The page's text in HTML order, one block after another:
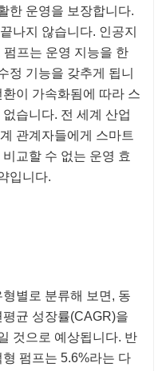
한 운영을 보장합니다.
나지 않습니다. 인공지
프는 운영 지능을 한
정 기능을 갖추게 됩니
이 가속화됨에 따라 스
습니다. 전 세계 산업
관계자들에게 스마트
교할 수 없는 운영 효
입니다.
별로 분류해 보면, 동
균 성장률(CAGR)을
것으로 예상됩니다. 반
펌프는 5.6%라는 다